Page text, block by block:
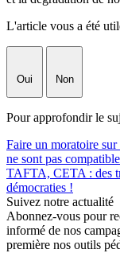
L'article vous a été
Oui Non
Pour approfondir le
Faire un moratoire sur
ne sont pas
TAFTA, CETA : des
démocraties !
Suivez notre actualité
Abonnez-vous pour
informé de nos
première nos outils